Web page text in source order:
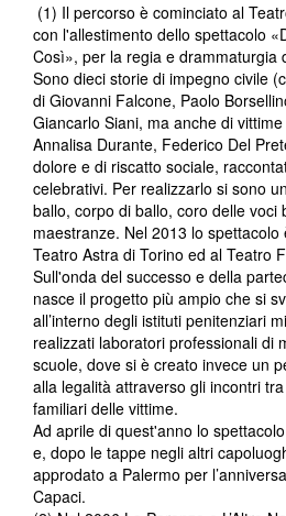
(1) Il percorso è cominciato al
con l'allestimento dello spettacolo
Così», per la regia e drammaturgia
Sono dieci storie di impegno civile
di Giovanni Falcone, Paolo
Giancarlo Siani, ma anche di
Annalisa Durante, Federico Del
dolore e di riscatto sociale,
celebrativi. Per realizzarlo si sono
ballo, corpo di ballo, coro delle voci
maestranze. Nel 2013 lo
Teatro Astra di Torino ed al Teatro
Sull'onda del successo e della
nasce il progetto più ampio che si
all’interno degli istituti penitenziari
realizzati laboratori professionali di
scuole, dove si è creato invece un
alla legalità attraverso gli incontri
familiari delle vittime.
Ad aprile di quest'anno lo
e, dopo le tappe negli altri
approdato a Palermo per
Capaci.